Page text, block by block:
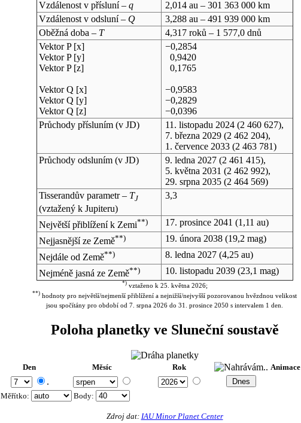
Vzdálenost v přísluní – q
2,014 au – 301 363 000 km
Vzdálenost v odsluní – Q
3,288 au – 491 939 000 km
Oběžná doba – T
4,317 roků – 1 577,0 dnů
Vektor P [x]
Vektor P [y]
Vektor P [z]
Vektor Q [x]
Vektor Q [y]
Vektor Q [z]
−0,2854
0,9420
0,1765
−0,9583
−0,2829
−0,0396
Průchody přísluním (v JD) 11. listopadu 2024(2 460 627),
7. března 2029(2 462 204),
1. července 2033(2 463 781)
Průchody odsluním (v JD) 9. ledna 2027(2 461 415),
5. května 2031 (2 462 992),
29. srpna 2035(2 464 569)
Tisserandův parametr – TJ
(vztažený k Jupiteru)
3,3
Největší přiblížení k Zemi**) 17. prosince 2041 (1,11 au)
Nejjasnější ze Země**) 19. února 2038(19,2 mag)
Nejdále od Země**) 8. ledna 2027(4,25 au)
Nejméně jasná ze Země**) 10. listopadu 2039(23,1 mag)
*)vztaženo k 25. května 2026;
**) hodnoty pro největší/nejmenší přiblížení a nejnižší/nejvyšší pozorovanou hvězdnou velikost
jsou spočítány pro období od 7. srpna 2026 do 31. prosince 2050 s intervalem 1 den.
Poloha planetky ve Sluneční soustavě
Den Měsíc Rok Animace
.
Měřítko: Body:
Zdroj dat: IAU Minor Planet Center